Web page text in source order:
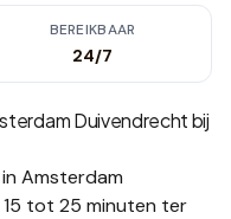
BEREIKBAAR
24/7
Duivendrechtbij
Amsterdam
tot 25 minuten ter